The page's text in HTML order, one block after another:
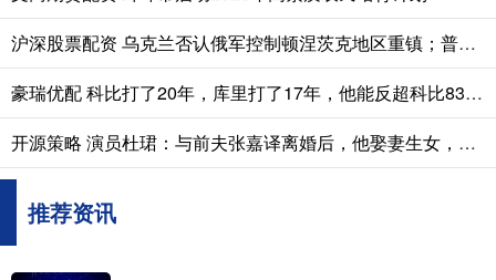
沪深股票配资 乌克兰否认俄军控制顿涅茨克地区重镇；普京：必须继续大规模打击乌克兰军工设施
豪瑞优配 科比打了20年，库里打了17年，他能反超科比836胜场的纪录吗？
开源策略 演员杜珺：与前夫张嘉译离婚后，他娶妻生女，而她人生状况怎样?
推荐资讯